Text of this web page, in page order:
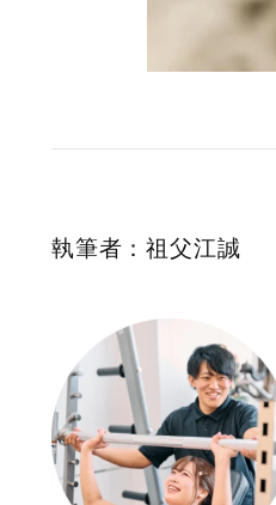
執筆者：祖父江誠